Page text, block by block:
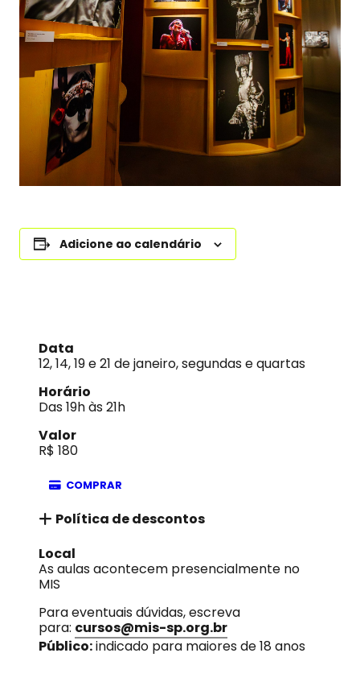
Adicione ao calendário
Data
12, 14, 19 e 21 de janeiro, segundas e quartas
Horário
Das 19h às 21h
Valor
R$ 180
COMPRAR
Política de descontos
Local
As aulas acontecem presencialmente no
MIS
Para eventuais dúvidas, escreva
para: cursos@mis-sp.org.br
Público:indicado para maiores de 18 anos